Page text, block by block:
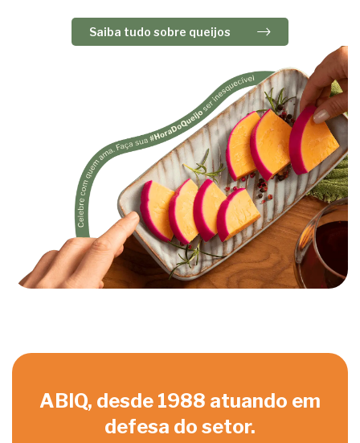
Saiba tudo sobre queijos
ABIQ, desde 1988 atuando em
defesa do setor.